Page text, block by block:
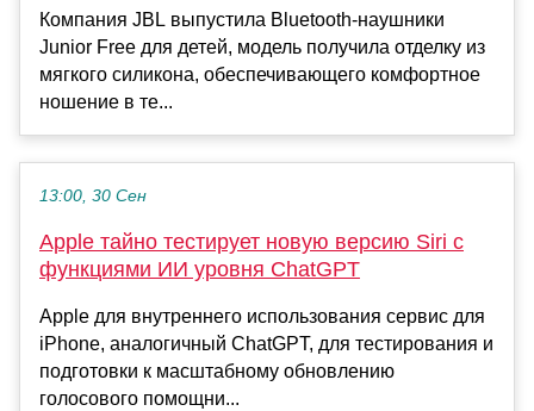
Компания JBL выпустила Bluetooth-наушники
Junior Free для детей, модель получила отделку из
мягкого силикона, обеспечивающего комфортное
ношение в те...
13:00, 30 Сен
Apple тайно тестирует новую версию Siri с
функциями ИИ уровня ChatGPT
Apple для внутреннего использования сервис для
iPhone, аналогичный ChatGPT, для тестирования и
подготовки к масштабному обновлению
голосового помощни...